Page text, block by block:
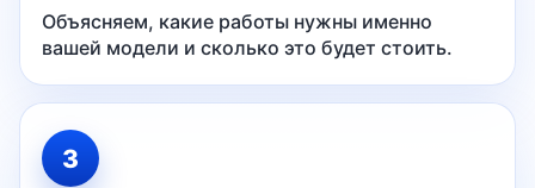
Объясняем, какие работы нужны именно
вашей модели и сколько это будет стоить.
3